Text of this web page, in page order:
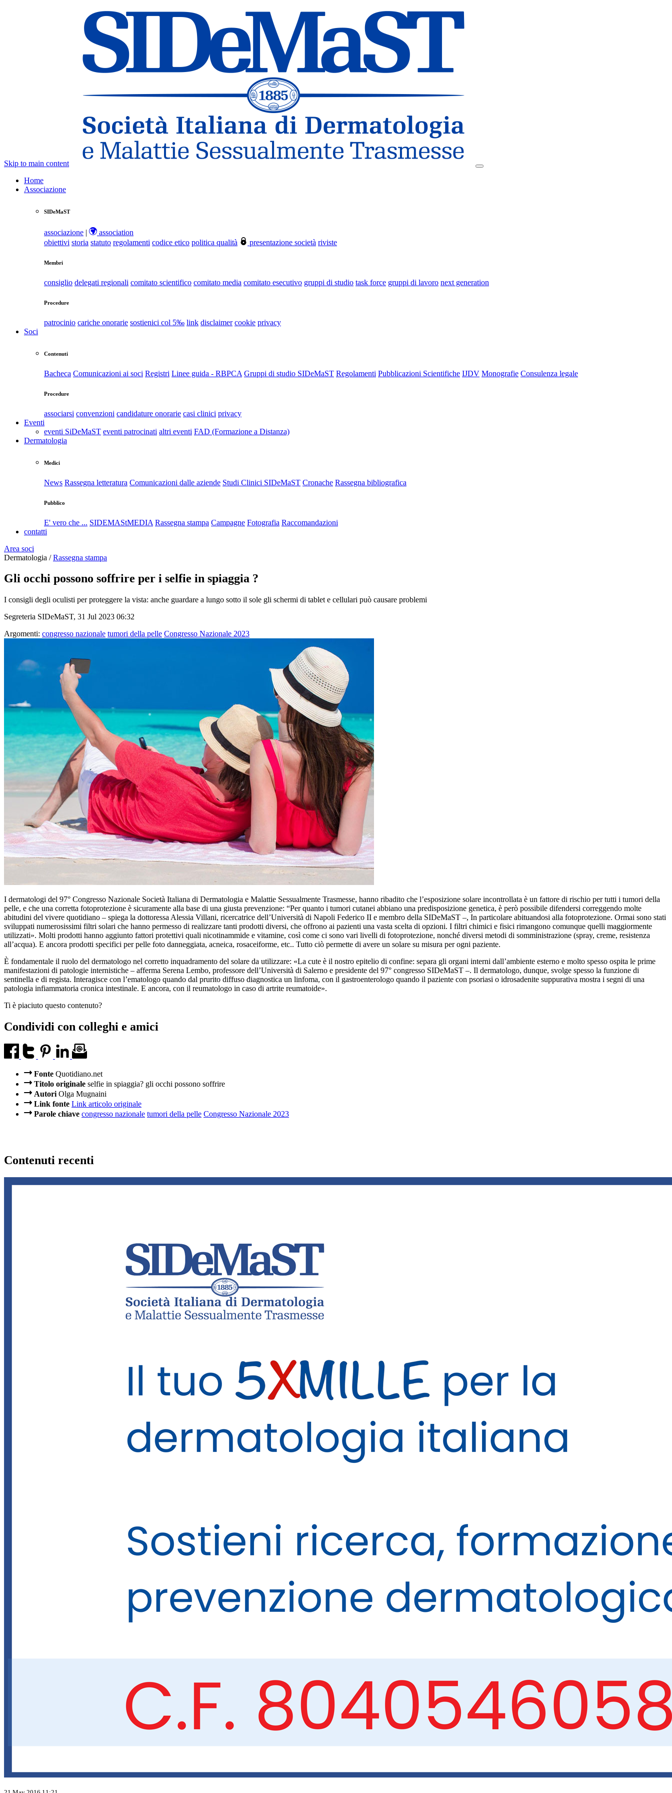
Skip to main content
Home
Associazione
SIDeMaST
associazione |
association
obiettivi storia statuto regolamenti codice etico politica qualità presentazione società riviste
Membri
consiglio delegati regionali comitato scientifico comitato media comitato esecutivo gruppi di studio task force gruppi di lavoro next generation
Procedure
patrocinio cariche onorarie sostienici col 5‰ link disclaimer cookie privacy
Soci
Contenuti
Bacheca Comunicazioni ai soci Registri Linee guida - RBPCA Gruppi di studio SIDeMaST Regolamenti Pubblicazioni Scientifiche IJDV Monografie Consulenza legale
Procedure
associarsi convenzioni candidature onorarie casi clinici privacy
Eventi
eventi SiDeMaST eventi patrocinati altri eventi FAD (Formazione a Distanza)
Dermatologia
Medici
News Rassegna letteratura Comunicazioni dalle aziende Studi Clinici SIDeMaST Cronache Rassegna bibliografica
Pubblico
E' vero che ... SIDEMAStMEDIA Rassegna stampa Campagne Fotografia Raccomandazioni
contatti
Area soci
Dermatologia /Rassegna stampa
Gli occhi possono soffrire per i selfie in spiaggia ?
I consigli degli oculisti per proteggere la vista: anche guardare a lungo sotto il sole gli schermi di tablet e cellulari può causare problemi
Segreteria SIDeMaST, 31 Jul 2023 06:32
Argomenti: congresso nazionale tumori della pelle Congresso Nazionale 2023
I dermatologi del 97° Congresso Nazionale Società Italiana di Dermatologia e Malattie Sessualmente Trasmesse, hanno ribadito che l’esposizione solare incontrollata è un fattore di rischio per tutti i tumori della
pelle, e che una corretta fotoprotezione è sicuramente alla base di una giusta prevenzione: “Per quanto i tumori cutanei abbiano una predisposizione genetica, è però possibile difendersi correggendo molte
abitudini del vivere quotidiano – spiega la dottoressa Alessia Villani, ricercatrice dell’Università di Napoli Federico II e membro della SIDeMaST –, In particolare abituandosi alla fotoprotezione. Ormai sono stati
sviluppati numerosissimi filtri solari che hanno permesso di realizzare tanti prodotti diversi, che offrono ai pazienti una vasta scelta di opzioni. I filtri chimici e fisici rimangono comunque quelli maggiormente
utilizzati». Molti prodotti hanno aggiunto fattori protettivi quali nicotinammide e vitamine, così come ci sono vari livelli di fotoprotezione, nonché diversi metodi di somministrazione (spray, creme, resistenza
all’acqua). E ancora prodotti specifici per pelle foto danneggiata, acneica, rosaceiforme, etc.. Tutto ciò permette di avere un solare su misura per ogni paziente.
È fondamentale il ruolo del dermatologo nel corretto inquadramento del solare da utilizzare: «La cute è il nostro epitelio di confine: separa gli organi interni dall’ambiente esterno e molto spesso ospita le prime
manifestazioni di patologie internistiche – afferma Serena Lembo, professore dell’Università di Salerno e presidente del 97° congresso SIDeMaST –. Il dermatologo, dunque, svolge spesso la funzione di
sentinella e di regista. Interagisce con l’ematologo quando dal prurito diffuso diagnostica un linfoma, con il gastroenterologo quando il paziente con psoriasi o idrosadenite suppurativa mostra i segni di una
patologia infiammatoria cronica intestinale. E ancora, con il reumatologo in caso di artrite reumatoide».
Ti è piaciuto questo contenuto?
Condividi con colleghi e amici
Fonte Quotidiano.net
Titolo originale selfie in spiaggia? gli occhi possono soffrire
Autori Olga Mugnaini
Link fonte Link articolo originale
Parole chiave congresso nazionale tumori della pelle Congresso Nazionale 2023
Contenuti recenti